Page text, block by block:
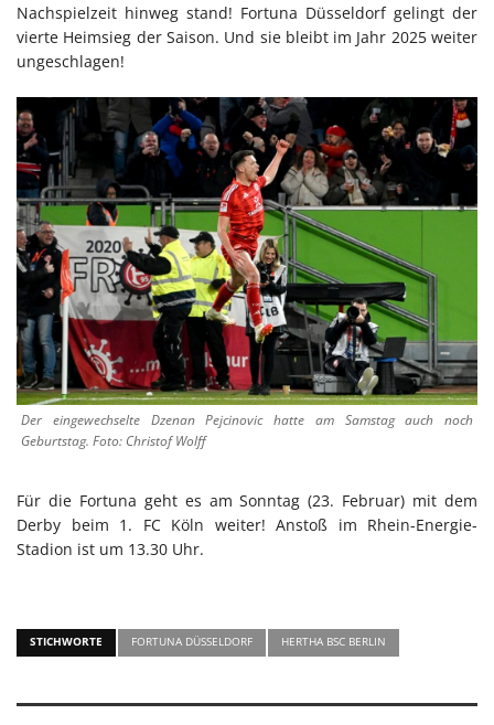
Nachspielzeit hinweg stand! Fortuna Düsseldorf gelingt der
vierte Heimsieg der Saison. Und sie bleibt im Jahr 2025 weiter
ungeschlagen!
Der eingewechselte Dzenan Pejcinovic hatte am Samstag auch noch
Geburtstag. Foto: Christof Wolff
Für die Fortuna geht es am Sonntag (23. Februar) mit dem
Derby beim 1. FC Köln weiter! Anstoß im Rhein-Energie-
Stadion ist um 13.30 Uhr.
STICHWORTE FORTUNA DÜSSELDORF HERTHA BSC BERLIN